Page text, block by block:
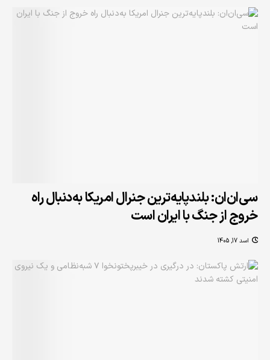
سی‌ان‌ان: بلندپایه‌ترین جنرال امریکا به‌دنبال راه
خروج از جنگ با ایران است
اسد 17, 1405